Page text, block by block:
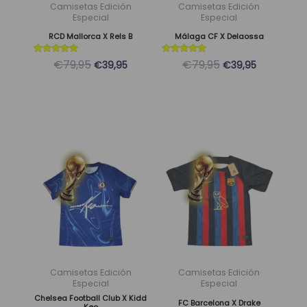
Camisetas Edición
Especial
RCD Mallorca X Rels B
Valorado
con
€79,95 €39,95
pueden
elegir
la
Camisetas Edición
Especial
Málaga CF X Delaossa
Valorado
con
€79,95 €39,95
pueden
elegir
la
Camisetas Edición
Especial
Chelsea Football Club X Kidd
precio
original
era:
79,95 €.
actual
es:
producto
tiene
múltiples
variantes.
Las
opciones
se
pueden
elegir
Camisetas Edición
Especial
FC Barcelona X Drake
precio
original
era:
79,95 €.
precio
actual
es:
producto
tiene
múltiples
variantes.
Las
opciones
se
pueden
elegir